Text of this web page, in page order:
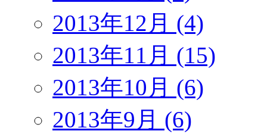
2013年12月 (4)
2013年11月 (15)
2013年10月 (6)
2013年9月 (6)